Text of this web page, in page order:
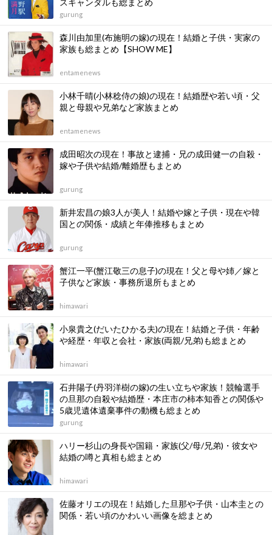
スキャンダルも総まとめ
gurung
森川由加里(布施明の嫁)の現在！結婚と子供・実家の
家族も総まとめ【SHOW ME】
entamenews
小林千晴(小林稔侍の娘)の現在！結婚歴や若い頃・父
親と母親や兄弟など家族まとめ
entamenews
成田昭次の現在！事故と逮捕・兄の成田健一の自殺・
嫁や子供や結婚/離婚歴もまとめ
gurung
新井宏昌の娘3人が美人！結婚や嫁と子供・現在や韓
国との関係・成績と年俸推移もまとめ
gurung
蟹江一平(蟹江敬三の息子)の現在！父と母や姉／嫁と
子供など家族・事務所退所もまとめ
himawari
小泉貴之(だいたひかる夫)の現在！結婚と子供・年齢
や経歴・年収と会社・家族(両親/兄弟)も総まとめ
himawari
石井陽子(丹羽洋樹の嫁)の生い立ちや家族！競輪選手
の旦那の自殺や結婚歴・本庄市の柿本知香との関係や
5歳児遺体遺棄事件の動機も総まとめ
gurung
ハリー杉山の身長や国籍・家族(父/母/兄弟)・彼女や
結婚の噂と真相も総まとめ
himawari
佐藤オリエの現在！結婚した旦那や子供・山本圭との
関係・若い頃のかわいい画像を総まとめ